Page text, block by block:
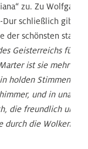
zu. Zu Wolfgang
schließlich gibt
der schönsten
Geisterreichs führt
ist sie mehr
holden Stimmen,
und in
die freundlich uns
durch die Wolken